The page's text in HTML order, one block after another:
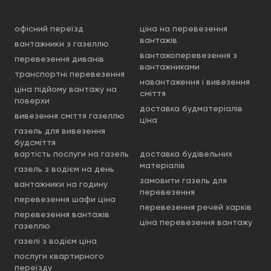
перевезення в Одесі
Замовлення на перевезення вантажів з Одеси по
Україні або ж по місту чи області, можна буде
зробити кількома способами. Перший з них – на
сайті через швидку онлайн форму. До нас також
можна буде звернутися у соціальних мережах або
ж, використовуючи можливість написати на
електронну пошту. Ви також зможете
зателефонувати нам на один із номерів
телефонів:
(066) 690-44-55;
(068) 690-44-50;
(073) 690-44-55.
Перед замовленням вантажоперевезення по
Одесі чи Україні надійним автотранспортом фірми
що саме ви будете везти, які розміри вантажу та
офісний переїзд
вантажники з газеллю
перевезення диванів
транспортні перевезення
ціна підйому вантажу на
поверхи
вивезення сміття газеллю
газель для вивезення
будсміття
ціна на перевезення
вантажів
вантажоперевезення з
вантажниками
навантаження і вивезення
сміття
доставка будматеріалів
ціна
вартість послуги на газель
газель з водієм на день
вантажники на годину
перевезення шафи ціна
перевезення вантажів
газеллю
газелі з водієм ціна
послуги квартирного
переїзду
доставка будівельних
матеріалів
замовити газель для
перевезення
перевезення речей харків
ціна перевезення вантажу